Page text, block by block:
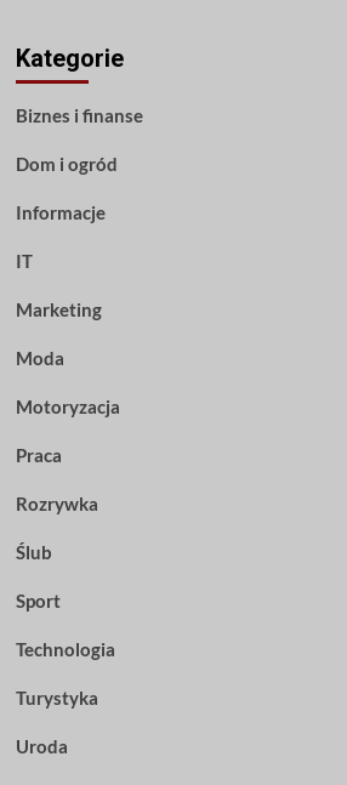
Kategorie
Biznes i finanse
Dom i ogród
Informacje
IT
Marketing
Moda
Motoryzacja
Praca
Rozrywka
Ślub
Sport
Technologia
Turystyka
Uroda